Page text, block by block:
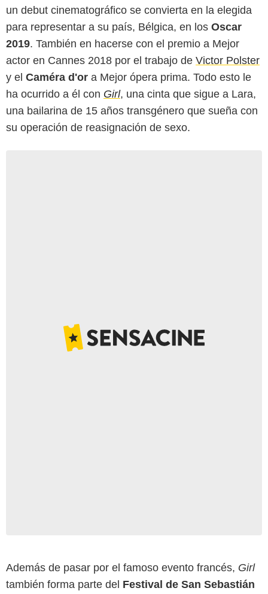
un debut cinematográfico se convierta en la elegida
para representar a su país, Bélgica, en los Oscar
2019. También en hacerse con el premio a Mejor
actor en Cannes 2018 por el trabajo de Victor Polster
y el Caméra d'or a Mejor ópera prima. Todo esto le
ha ocurrido a él con Girl, una cinta que sigue a Lara,
una bailarina de 15 años transgénero que sueña con
su operación de reasignación de sexo.
Además de pasar por el famoso evento francés, Girl
también forma parte del Festival de San Sebastián